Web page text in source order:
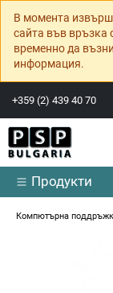
В момента
сайта във връзка
временно да
информация.
+359 (2) 439 40 70
Продукти
Компютърна